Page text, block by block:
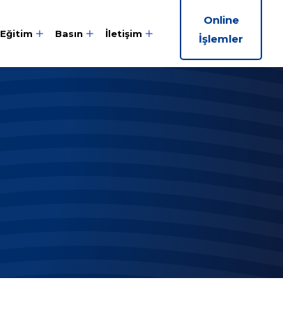
Eğitim Basın İletişim
Online
İşlemler